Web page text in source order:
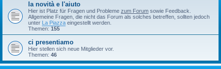
la novità e l'aiuto
Hier ist Platz für Fragen und Probleme zum Forum sowie Feedback.
Allgemeine Fragen, die nicht das Forum als solches betreffen, sollten jedoch
unter La Piazza eingestellt werden.
Themen: 155
ci presentiamo
Hier stellen sich neue Mitglieder vor.
Themen: 46